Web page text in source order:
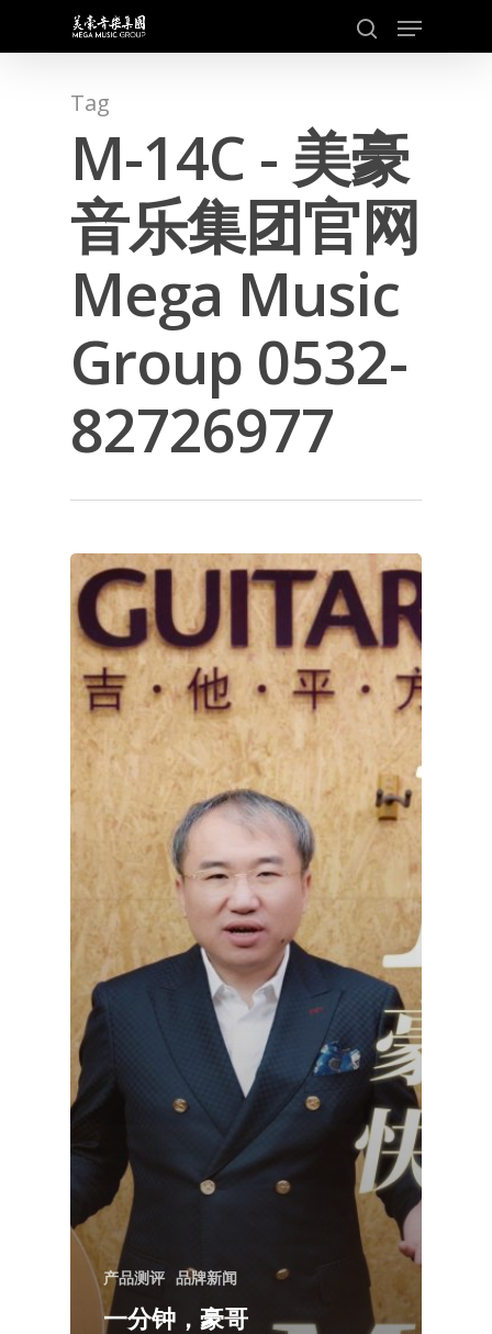
search
Menu
Tag
M-14C - 美豪
音乐集团官网
Mega Music
Group 0532-
82726977
产品测评 品牌新闻
一分钟，豪哥